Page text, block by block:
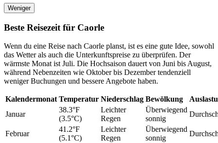
Weniger
Beste Reisezeit für Caorle
Wenn du eine Reise nach Caorle planst, ist es eine gute Idee, sowohl
das Wetter als auch die Unterkunftspreise zu überprüfen. Der
wärmste Monat ist Juli. Die Hochsaison dauert von Juni bis August,
während Nebenzeiten wie Oktober bis Dezember tendenziell
weniger Buchungen und bessere Angebote haben.
Kalendermonat Temperatur Niederschlag Bewölkung
Januar
38.3°F
(3.5°C)
Leichter
Regen
Überwiegend
sonnig
Februar
41.2°F
(5.1°C)
Leichter
Regen
Überwiegend
sonnig